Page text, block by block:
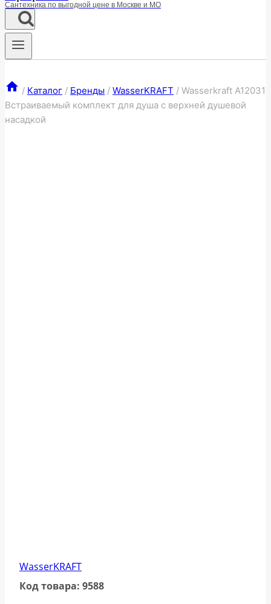
Сантехника по выгодной цене в Москве и МО
/ Каталог / Бренды / WasserKRAFT / Wasserkraft А12031
Встраиваемый комплект для душа с верхней душевой
насадкой
WasserKRAFT
Код товара: 9588